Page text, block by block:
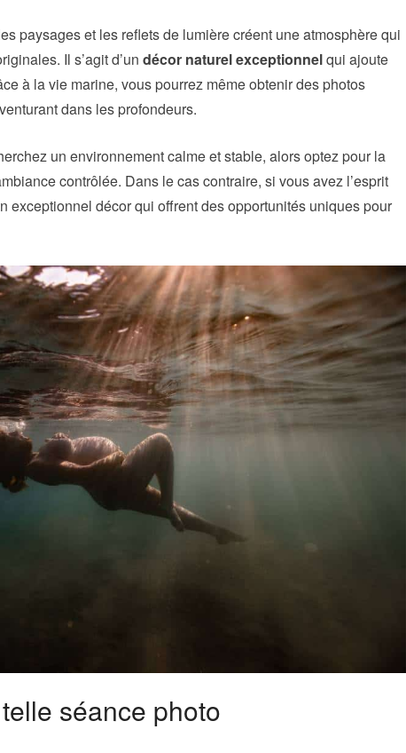
paysages et les reflets de lumière créent une atmosphère qui
Il s’agit d’un décor naturel exceptionnelqui ajoute
à la vie marine, vous pourrez même obtenir des photos
dans les profondeurs.
un environnement calme et stable, alors optez pour la
contrôlée. Dans le cas contraire, si vous avez l’esprit
exceptionnel décor qui offrent des opportunités uniques pour
séance photo